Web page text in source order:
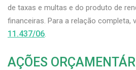
de taxas e multas e do produto de
financeiras. Para a relação completa,
11.437/06.
AÇÕES